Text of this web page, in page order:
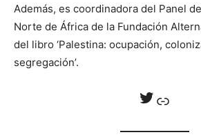
Además, es coordinadora del Panel
Norte de África de la Fundación
del libro ‘Palestina: ocupación,
segregación’.
Twitter
Enlace